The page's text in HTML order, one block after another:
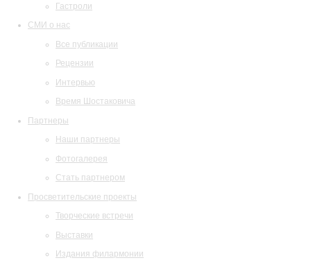
Гастроли
СМИ о нас
Все публикации
Рецензии
Интервью
Время Шостаковича
Партнеры
Наши партнеры
Фотогалерея
Стать партнером
Просветительские проекты
Творческие встречи
Выставки
Издания филармонии